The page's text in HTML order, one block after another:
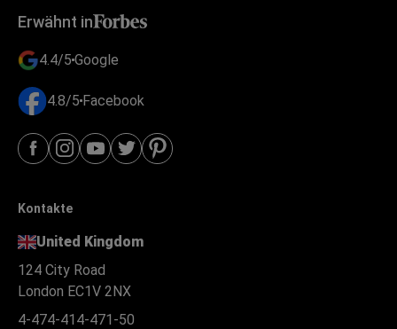
Erwähnt in
4.4/5 Google
4.8/5 Facebook
Kontakte
United Kingdom
124 City Road
London EC1V 2NX
4-474-414-471-50